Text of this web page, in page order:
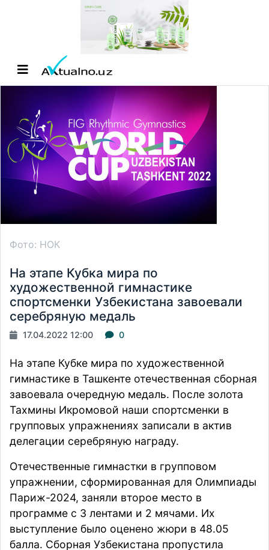
Фото: НОК
На этапе Кубка мира по
художественной гимнастике
спортсменки Узбекистана завоевали
серебряную медаль
17.04.2022 12:00 0
На этапе Кубке мира по художественной
гимнастике в Ташкенте отечественная сборная
завоевала очередную медаль. После золота
Тахмины Икромовой наши спортсменки в
групповых упражнениях записали в актив
делегации серебряную награду.
Отечественные гимнастки в групповом
упражнении, сформированная для Олимпиады
Париж-2024, заняли второе место в
программе с 3 лентами и 2 мячами. Их
выступление было оценено жюри в 48.05
балла. Сборная Узбекистана пропустила